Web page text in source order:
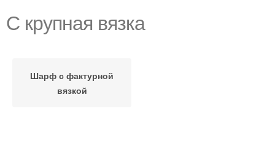
С крупная вязка
Шарф с фактурной
вязкой